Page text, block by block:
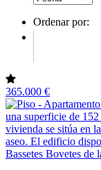
Ordenar por:
365.000 €